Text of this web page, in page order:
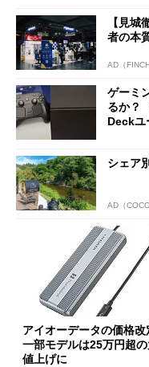
【見
者の本
AD（
ゲーミ
るか？
Deckユ
シェア
AD（
アイオーデータの価格改
一部モデルは25万円超
値上げに